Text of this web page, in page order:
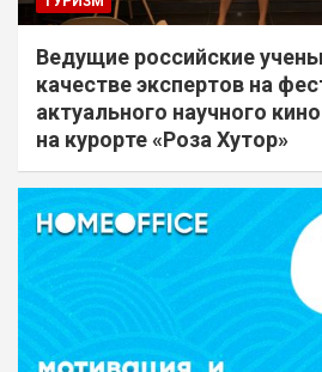
Ведущие российские
качестве экспертов на
актуального научного
на курорте «Роза Хутор»